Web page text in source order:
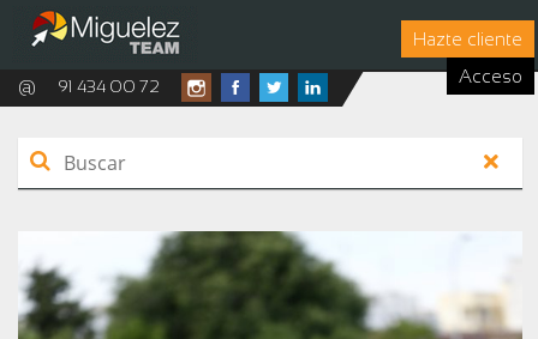
Hazte cliente
Acceso
@ 91 434 00 72